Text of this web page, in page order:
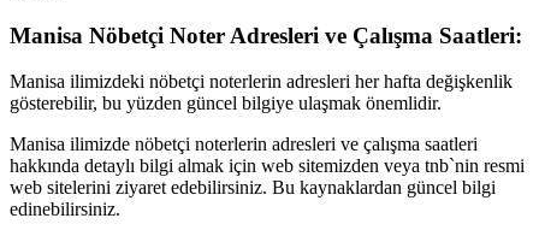
Manisa Nöbetçi Noter Adresleri ve Çalışma Saatleri:
Manisa ilimizdeki nöbetçi noterlerin adresleri her hafta değişkenlik
gösterebilir, bu yüzden güncel bilgiye ulaşmak önemlidir.
Manisa ilimizde nöbetçi noterlerin adresleri ve çalışma saatleri
hakkında detaylı bilgi almak için web sitemizden veya tnb`nin resmi
web sitelerini ziyaret edebilirsiniz. Bu kaynaklardan güncel bilgi
edinebilirsiniz.